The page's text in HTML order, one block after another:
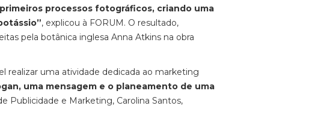
processos fotográficos, criando uma
, explicou à FORUM. O resultado,
pela botânica inglesa Anna Atkins na obra
realizar uma atividade dedicada ao marketing
uma mensagem e o planeamento de uma
Publicidade e Marketing, Carolina Santos,